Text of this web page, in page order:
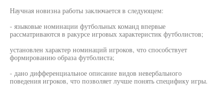
Научная новизна работы заключается в следующем:
- языковые номинации футбольных команд впервые
рассматриваются в ракурсе игровых характеристик футболистов;
установлен характер номинаций игроков, что способствует
формированию образа футболиста;
- дано дифференциальное описание видов невербального
поведения игроков, что позволяет лучше понять специфику игры.